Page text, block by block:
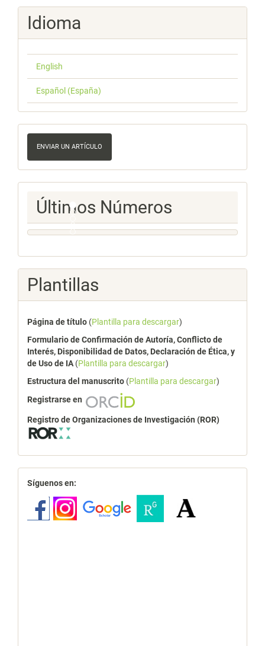
Idioma
English
Español (España)
Enviar
un
artículo
ENVIAR UN ARTÍCULO
Ultimos
Numeros
Últimos Números
Plantillas
Página de título (Plantilla para descargar)
Formulario de Confirmación de Autoría, Conflicto de
Interés, Disponibilidad de Datos, Declaración de Ética, y
de Uso de IA (Plantilla para descargar)
Estructura del manuscrito (Plantilla para descargar)
Registrarse en
Registro de Organizaciones de Investigación (ROR)
redes
Síguenos en: